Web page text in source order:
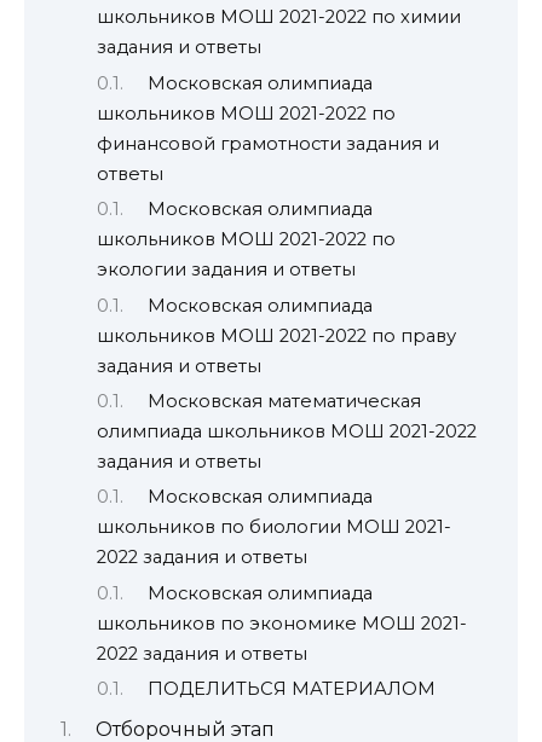
школьников МОШ 2021-2022 по химии
задания и ответы
Московская олимпиада
школьников МОШ 2021-2022 по
финансовой грамотности задания и
ответы
Московская олимпиада
школьников МОШ 2021-2022 по
экологии задания и ответы
Московская олимпиада
школьников МОШ 2021-2022 по праву
задания и ответы
Московская математическая
олимпиада школьников МОШ 2021-2022
задания и ответы
Московская олимпиада
школьников по биологии МОШ 2021-
2022 задания и ответы
Московская олимпиада
школьников по экономике МОШ 2021-
2022 задания и ответы
ПОДЕЛИТЬСЯ МАТЕРИАЛОМ
Отборочный этап